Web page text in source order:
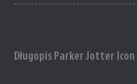
Długopis Parker Jotter